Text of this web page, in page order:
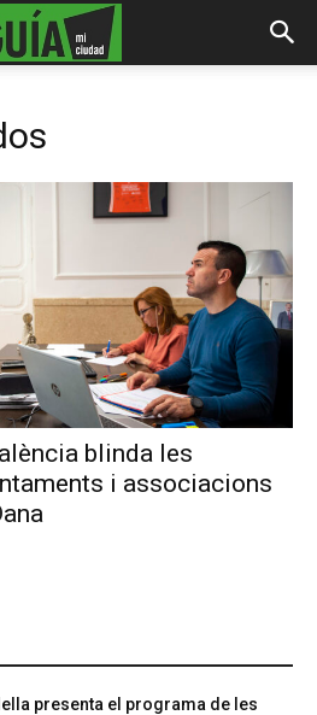
blinda les
i associacions
presenta el programa de les